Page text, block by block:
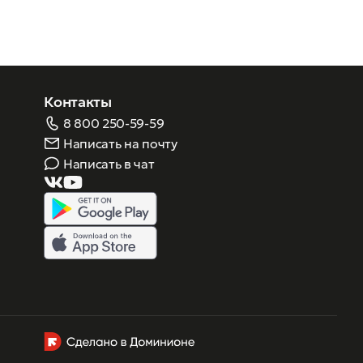
Контакты
8 800 250-59-59
Написать на почту
Написать в чат